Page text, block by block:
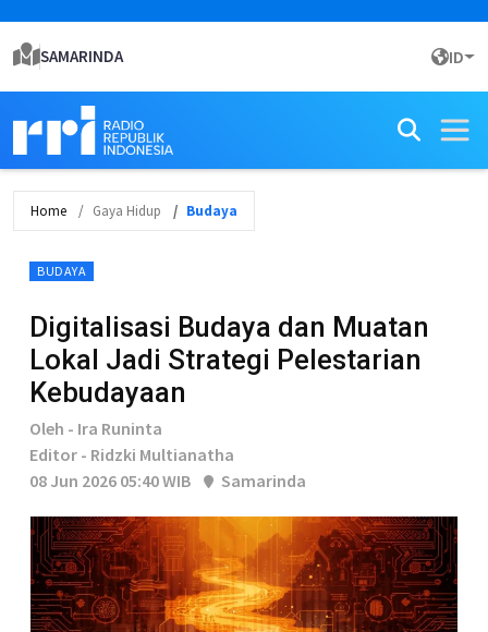
SAMARINDA ID
Home Gaya Hidup Budaya
BUDAYA
Digitalisasi Budaya dan Muatan
Lokal Jadi Strategi Pelestarian
Kebudayaan
Oleh - Ira Runinta
Editor - Ridzki Multianatha
08 Jun 2026 05:40 WIB
Samarinda